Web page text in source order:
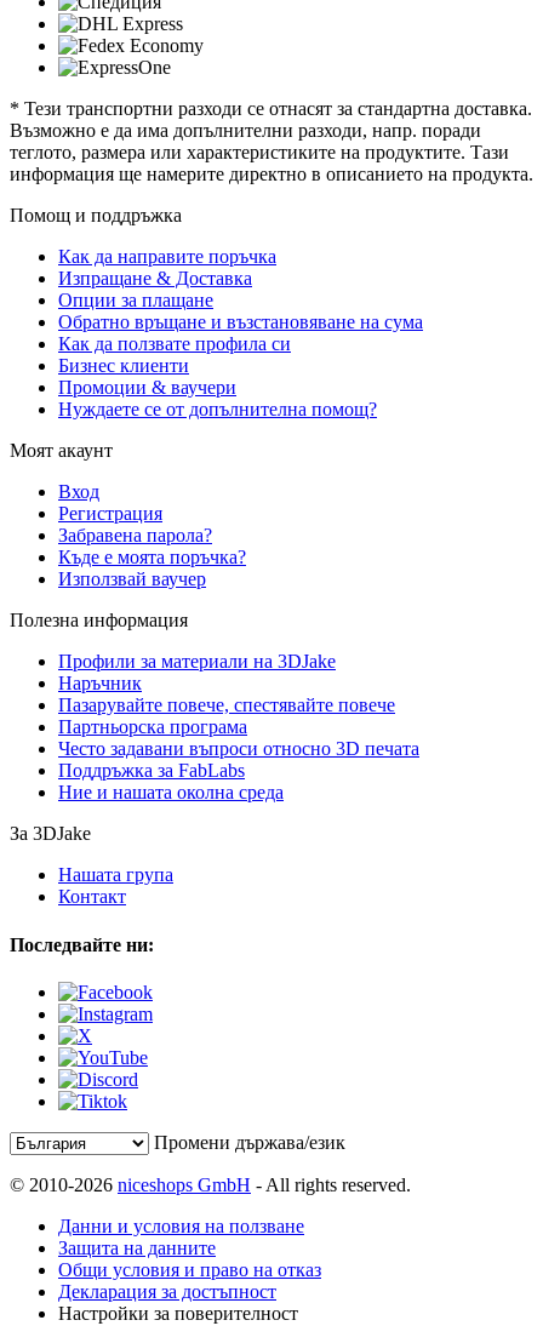
* Тези транспортни разходи се отнасят за стандартна доставка.
Възможно е да има допълнителни разходи, напр. поради
теглото, размера или характеристиките на продуктите. Тази
информация ще намерите директно в описанието на продукта.
Помощ и поддръжка
Как да направите поръчка
Изпращане & Доставка
Опции за плащане
Обратно връщане и възстановяване на сума
Как да ползвате профила си
Бизнес клиенти
Промоции & ваучери
Нуждаете се от допълнителна помощ?
Моят акаунт
Вход
Регистрация
Забравена парола?
Къде е моята поръчка?
Използвай ваучер
Полезна информация
Профили за материали на 3DJake
Наръчник
Пазарувайте повече, спестявайте повече
Партньорска програма
Често задавани въпроси относно 3D печата
Поддръжка за FabLabs
Ние и нашата околна среда
За 3DJake
Нашата група
Контакт
Последвайте ни:
Промени държава/език
© 2010-2026 niceshops GmbH - All rights reserved.
Данни и условия на ползване
Защита на данните
Общи условия и право на отказ
Декларация за достъпност
Настройки за поверителност